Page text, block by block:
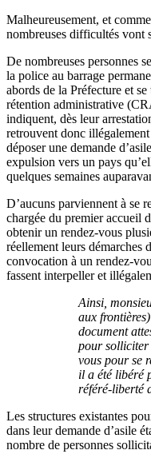
Malheureusement, et
nombreuses difficultés vont
De nombreuses personnes
la police au barrage
abords de la Préfecture et
rétention administrative
indiquent, dès leur
retrouvent donc
déposer une demande
expulsion vers un pays
quelques semaines
D’aucuns parviennent à se
chargée du premier accueil
obtenir un rendez-vous
réellement leurs démarches
convocation à un rendez-
fassent interpeller et
Ainsi,
aux
document
pour solliciter
vous pour se
il a été libéré
référé-liberté
Les structures existantes
dans leur demande d’asile
nombre de personnes